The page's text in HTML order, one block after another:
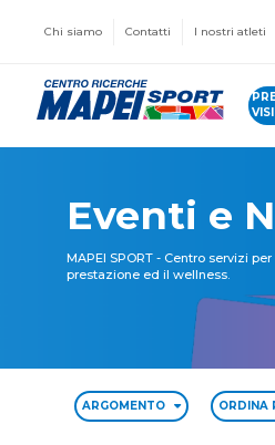
Chi siamo Contatti I nostri atleti
Eventi e
MAPEI SPORT - Centro servizi
prestazione ed il wellness.
ARGOMENTO ORDINA